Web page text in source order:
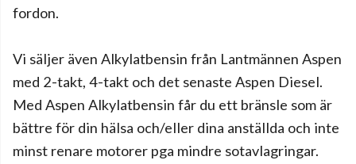
fordon.
Vi säljer även Alkylatbensin från Lantmännen Aspen
med 2-takt, 4-takt och det senaste Aspen Diesel.
Med Aspen Alkylatbensin får du ett bränsle som är
bättre för din hälsa och/eller dina anställda och inte
minst renare motorer pga mindre sotavlagringar.